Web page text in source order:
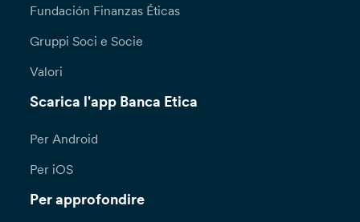
Fundación Finanzas Éticas
Gruppi Soci e Socie
Valori
Scarica l'app Banca Etica
Per Android
Per iOS
Per approfondire